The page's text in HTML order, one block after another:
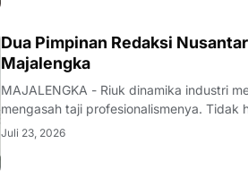
Dua Pimpinan Redaksi
Majalengka
MAJALENGKA - Riuk dinamika industri
mengasah taji profesionalismenya.
nakhoda redaksi pun merasa perlu
Juli 23, 2026